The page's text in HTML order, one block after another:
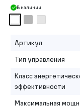
В наличии
Артикул
Тип управления
Класс
эффективности
Максимальная